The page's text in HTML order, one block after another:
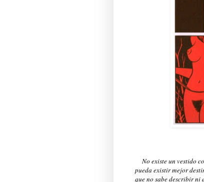
No existe un vestido
pueda existir mejor
que no sabe describir